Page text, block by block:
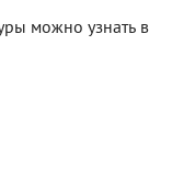
можно узнать в